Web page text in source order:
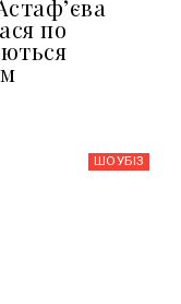
по
ШОУБIЗ